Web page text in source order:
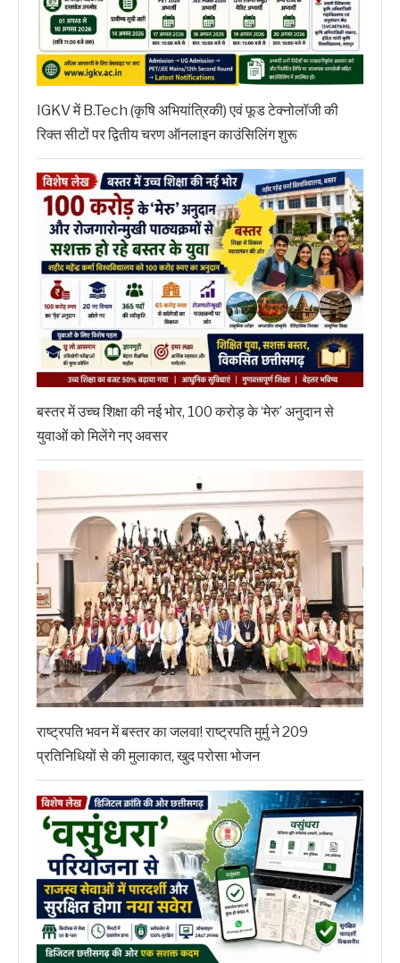
IGKV में B.Tech (कृषि अभियांत्रिकी) एवं फूड टेक्नोलॉजी की
रिक्त सीटों पर द्वितीय चरण ऑनलाइन काउंसिलिंग शुरू
बस्तर में उच्च शिक्षा की नई भोर, 100 करोड़ के ‘मेरु’ अनुदान से
युवाओं को मिलेंगे नए अवसर
राष्ट्रपति भवन में बस्तर का जलवा! राष्ट्रपति मुर्मु ने 209
प्रतिनिधियों से की मुलाकात, खुद परोसा भोजन